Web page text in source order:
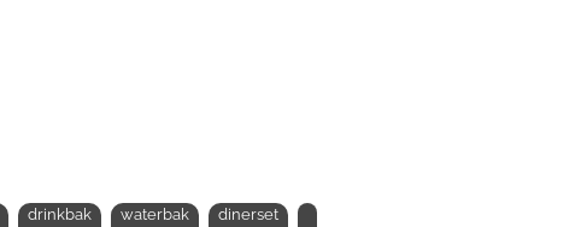
drinkbak waterbak dinerset